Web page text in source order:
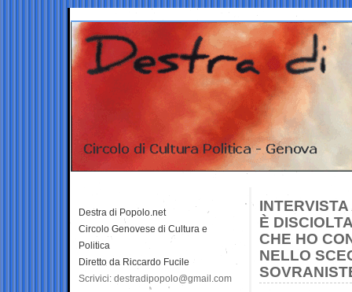
È
CHE HO
NELLO
Destra di Popolo.net
Circolo Genovese di Cultura e
Politica
Diretto da Riccardo Fucile
Scrivici: destradipopolo@gmail.com